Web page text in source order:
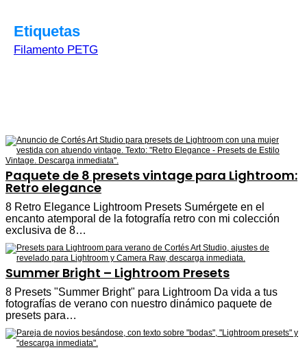
Etiquetas
Filamento PETG
Paquete de 8 presets vintage para Lightroom:
Retro elegance
8 Retro Elegance Lightroom Presets Sumérgete en el
encanto atemporal de la fotografía retro con mi colección
exclusiva de 8…
Summer Bright – Lightroom Presets
8 Presets "Summer Bright" para Lightroom Da vida a tus
fotografías de verano con nuestro dinámico paquete de
presets para…